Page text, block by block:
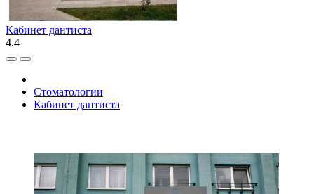
Кабинет дантиста
4.4
Стоматологии
Кабинет дантиста